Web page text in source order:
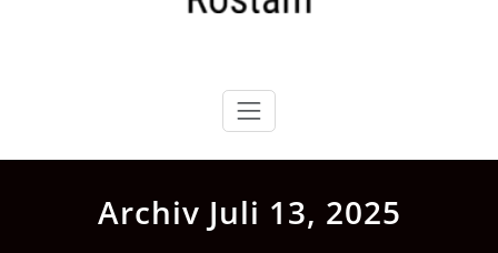
Archiv Juli 13, 2025